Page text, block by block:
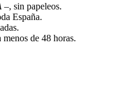
–, sin papeleos.
España.
de 48 horas.